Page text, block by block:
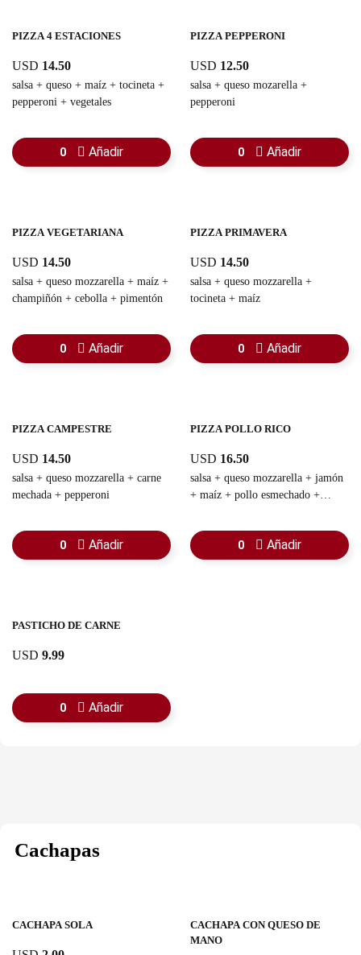
PIZZA 4 ESTACIONES
USD 14.50
salsa + queso + maíz + tocineta +
pepperoni + vegetales
0 Añadir
PIZZA PEPPERONI
USD 12.50
salsa + queso mozarella +
pepperoni
0 Añadir
PIZZA VEGETARIANA
USD 14.50
salsa + queso mozzarella + maíz +
champiñón + cebolla + pimentón
0 Añadir
PIZZA PRIMAVERA
USD 14.50
salsa + queso mozzarella +
tocineta + maíz
0 Añadir
PIZZA CAMPESTRE
USD 14.50
salsa + queso mozzarella + carne
mechada + pepperoni
0 Añadir
PIZZA POLLO RICO
USD 16.50
salsa + queso mozzarella + jamón
+ maíz + pollo esmechado +
0 Añadir
PASTICHO DE CARNE
USD 9.99
0 Añadir
Cachapas
CACHAPA SOLA
CACHAPA CON QUESO DE
MANO